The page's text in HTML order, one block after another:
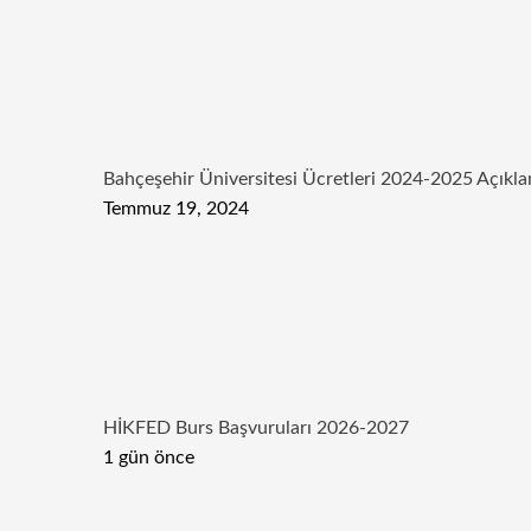
Bahçeşehir Üniversitesi Ücretleri 2024-2025
Temmuz 19, 2024
HİKFED Burs Başvuruları 2026-2027
1 gün önce